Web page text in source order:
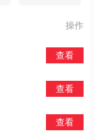
操作
查看
查看
查看